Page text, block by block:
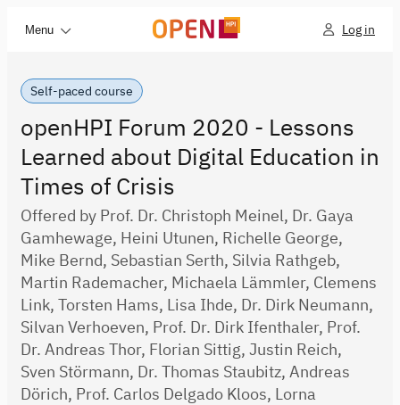
Menu Log in
Self-paced course
openHPI Forum 2020 - Lessons
Learned about Digital Education in
Times of Crisis
Offered by Prof. Dr. Christoph Meinel, Dr. Gaya
Gamhewage, Heini Utunen, Richelle George,
Mike Bernd, Sebastian Serth, Silvia Rathgeb,
Martin Rademacher, Michaela Lämmler, Clemens
Link, Torsten Hams, Lisa Ihde, Dr. Dirk Neumann,
Silvan Verhoeven, Prof. Dr. Dirk Ifenthaler, Prof.
Dr. Andreas Thor, Florian Sittig, Justin Reich,
Sven Störmann, Dr. Thomas Staubitz, Andreas
Dörich, Prof. Carlos Delgado Kloos, Lorna